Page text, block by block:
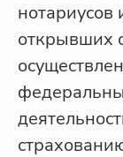
открывших